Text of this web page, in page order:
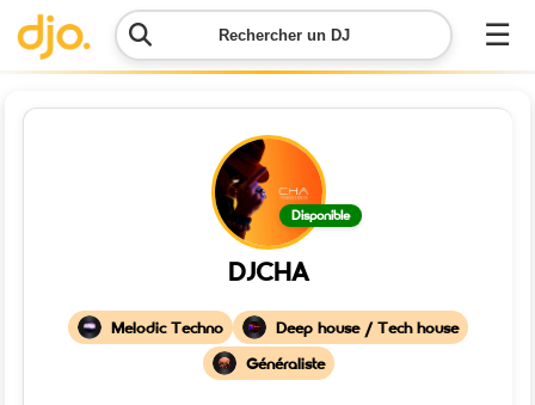
Rechercher un DJ ☰
Menu
ma
demande
Disponible
DJCHA
Melodic Techno
Deep house / Tech house
Généraliste